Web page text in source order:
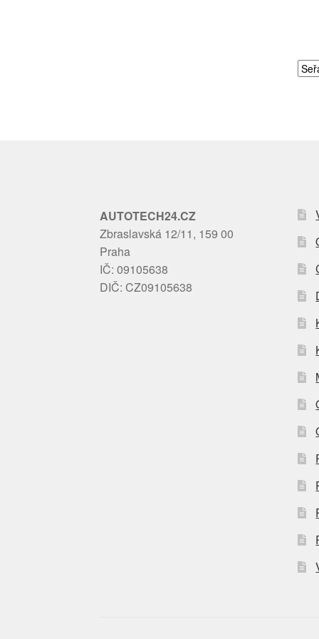
AUTOTECH24.CZ
Zbraslavská 12/11, 159 00
Praha
IČ: 09105638
DIČ: CZ09105638